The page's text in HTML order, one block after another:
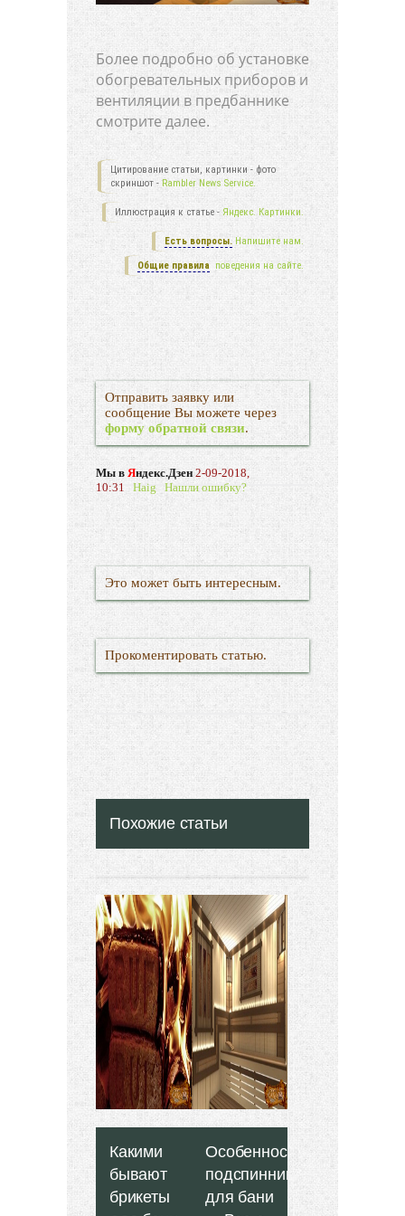
Более подробно об установке
обогревательных приборов и
вентиляции в предбаннике
смотрите далее.
Цитирование статьи, картинки - фото
скриншот - Rambler News Service.
Иллюстрация к статье - Яндекс. Картинки.
Есть вопросы. Напишите нам.
Общие правила поведения на сайте.
Отправить заявку или
сообщение Вы можете через
форму обратной связи.
Мы в Яндекс.Дзен2-09-2018,
10:31 Haig Нашли ошибку?
Это может быть интересным.
Прокоментировать статью.
Похожие статьи
Какими
бывают
брикеты
Особенности
подспинников
для бани